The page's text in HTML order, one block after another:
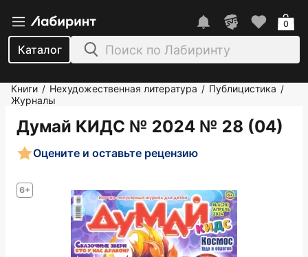
Каталог
0
Книги / Нехудожественная литература / Публицистика /
Журналы
Думай КИДС № 2024 № 28 (04)
6+
Оцените и оставьте рецензию